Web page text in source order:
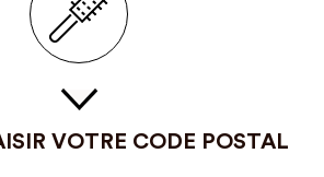
VOTRE CODE POSTAL